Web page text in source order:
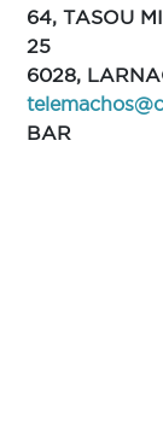
64, TASOU
25
6028,
BAR